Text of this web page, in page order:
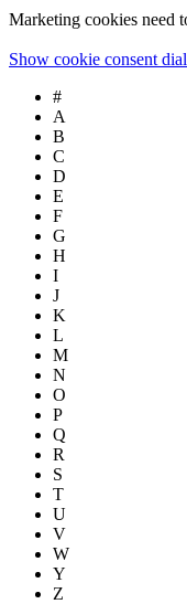
Marketing cookies need
Show cookie consent
#
A
B
C
D
E
F
G
H
I
J
K
L
M
N
O
P
Q
R
S
T
U
V
W
Y
Z